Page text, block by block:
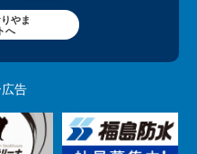
やま
へ
告